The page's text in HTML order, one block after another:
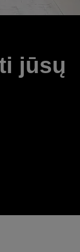
jūsų